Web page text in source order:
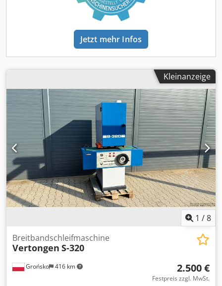
des Absaugstutzens 2 x 160 mm, 1 x 120 mm
Gesamtabmessungen L/B/H 2700 x 2100 x 2200 mm
Gewicht ca. 3000 kg – deutsche Produktion – 2 Aggregate –
zusätzlicher pneumatischer Schuh – unlackiert –
gebrauchte Schleifmaschine, sehr guter Zustand
Nettopreis: 32900 PLN Nettopreis: 7833 EUR, abhängig vom
Jetzt mehr Infos
Kleinanzeige
1 /8
Grońsko 416 km
Breitbandschleifmaschine
Vertongen S-320
2.500 €
Festpreis zzgl. MwSt.